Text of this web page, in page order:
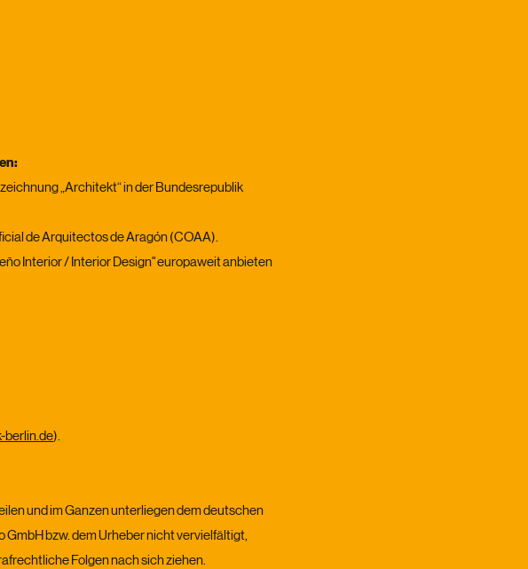
„Architekt“ in der Bundesrepublik
de Arquitectos de Aragón (COAA).
Interior / Interior Design" europaweit anbieten
berlin.de).
und im Ganzen unterliegen dem deutschen
bzw. dem Urheber nicht vervielfältigt,
Folgen nach sich ziehen.